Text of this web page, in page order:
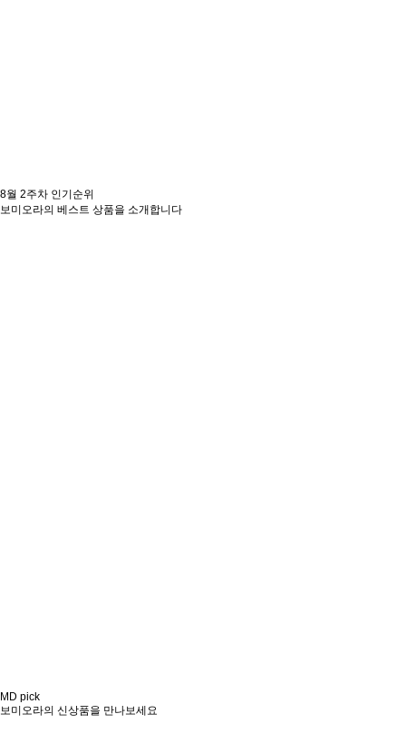
8월 2주차 인기순위
보미오라의 베스트 상품을 소개합니다
MD pick
보미오라의 신상품을 만나보세요